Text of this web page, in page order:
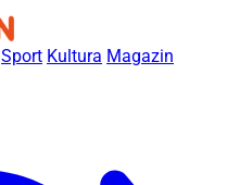
Sport Kultura Magazin